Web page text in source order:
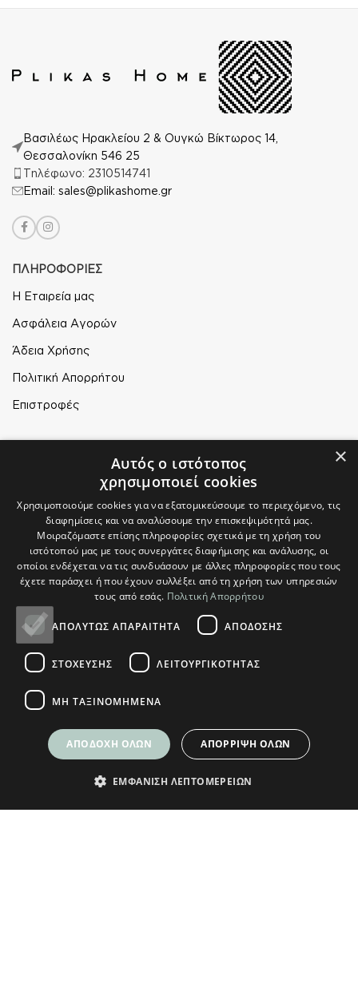
Βασιλέως Ηρακλείου 2 & Ουγκώ Βίκτωρος 14,
Θεσσαλονίκη 546 25
Τηλέφωνο: 2310514741
Email: sales@plikashome.gr
ΠΛΗΡΟΦΟΡΙΕΣ
Η Εταιρεία μας
Ασφάλεια Αγορών
Άδεια Χρήσης
Πολιτική Απορρήτου
Επιστροφές
Τρόποι Παραγγελίας
Τρόποι Αποστολής
Τρόποι Πληρωμής
© Plikas Home 2026
×
Αυτός ο ιστότοπος
χρησιμοποιεί cookies
Χρησιμοποιούμε cookies για να εξατομικεύσουμε το περιεχόμενο, τις
διαφημίσεις και να αναλύσουμε την επισκεψιμότητά μας.
Μοιραζόμαστε επίσης πληροφορίες σχετικά με τη χρήση του
ιστότοπού μας με τους συνεργάτες διαφήμισης και ανάλυσης, οι
οποίοι ενδέχεται να τις συνδυάσουν με άλλες πληροφορίες που τους
έχετε παράσχει ή που έχουν συλλέξει από τη χρήση των υπηρεσιών
τους από εσάς. Πολιτική Απορρήτου
ΑΠΟΛΎΤΩΣ ΑΠΑΡΑΊΤΗΤΑ ΑΠΌΔΟΣΗΣ
ΣΤΌΧΕΥΣΗΣ ΛΕΙΤΟΥΡΓΙΚΌΤΗΤΑΣ
ΜΗ ΤΑΞΙΝΟΜΗΜΈΝΑ
ΑΠΟΔΟΧΉ ΌΛΩΝ ΑΠΌΡΡΙΨΗ ΌΛΩΝ
ΕΜΦΆΝΙΣΗ ΛΕΠΤΟΜΕΡΕΙΏΝ